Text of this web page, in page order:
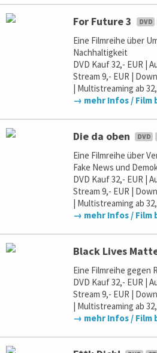
For Future 3
Eine Filmreihe über
Nachhaltigkeit
DVD Kauf 32,- EUR |
Stream 9,- EUR |
| Multistreaming ab
→ mehr Infos / Film
Die da oben
Eine Filmreihe über
Fake News und
DVD Kauf 32,- EUR |
Stream 9,- EUR |
| Multistreaming ab
→ mehr Infos / Film
Black Lives
Eine Filmreihe gegen
DVD Kauf 32,- EUR |
Stream 9,- EUR |
| Multistreaming ab
→ mehr Infos / Film